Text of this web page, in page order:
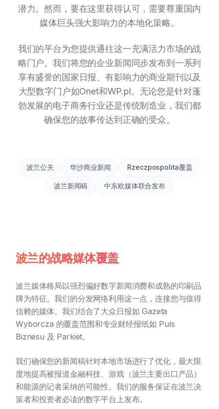
潜力。然而，要在这里获得认可，需要尊重国内
媒体巨头强大影响力的本地化策略。
我们的平台为您提供通往这一充满活力市场的战
略门户。我们将您的企业新闻同步发布到一系列
享有盛誉的国家日报、有影响力的商业期刊以及
大型数字门户如Onet和WP.pl。无论您是针对蓬
勃发展的电子商务行业还是传统制造业，我们都
确保您的故事传达到正确的受众。
波兰公关 华沙商业新闻 Rzeczpospolita覆盖
波兰新闻稿 中东欧媒体联合发布
波兰的战略媒体覆盖
波兰媒体格局以强烈偏好数字新闻消费和成熟的印刷品
牌为特征。我们的分发网络利用这一点，连接您与值得
信赖的媒体。我们结合了大众日报如 Gazeta
Wyborcza 的覆盖范围和专业财经报纸如 Puls
Biznesu 及 Parkiet。
我们确保您的新闻稿针对本地市场进行了优化，最大限
度地提高被报道金融科技、游戏（波兰主要出口产品）
和能源的记者采纳的可能性。我们的服务保证在波兰决
策者和投资者必读的数字平台上发布。